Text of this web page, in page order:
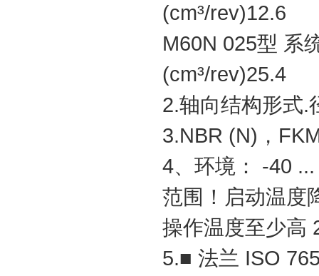
(cm³/rev)12.6
M60N 025型 系
(cm³/rev)25.4
2.轴向结构形式.
3.NBR (N) ，
4、环境： -40
范围！启动温度
操作温度至少高
5.■ 法兰 ISO